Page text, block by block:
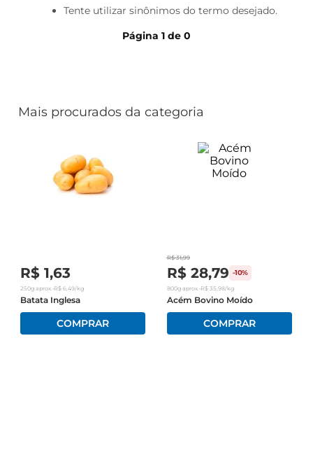
Tente utilizar sinônimos do termo desejado.
Página 1de 0
Mais procurados da categoria
R$ 1,63
250g aprox. •R$ 6,49/kg
Batata Inglesa
R$ 31,99
R$ 28,79 -10%
800gaprox. •R$ 35,98/kg
Acém Bovino Moído